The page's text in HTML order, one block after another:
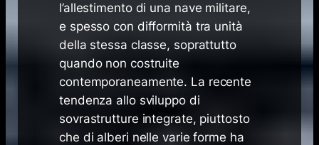
l’allestimento di una nave militare,
e spesso con difformità tra unità
della stessa classe, soprattutto
quando non costruite
contemporaneamente. La recente
tendenza allo sviluppo di
sovrastrutture integrate, piuttosto
che di alberi nelle varie forme ha